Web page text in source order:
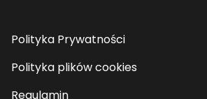
Polityka Prywatności
Polityka plików cookies
Regulamin